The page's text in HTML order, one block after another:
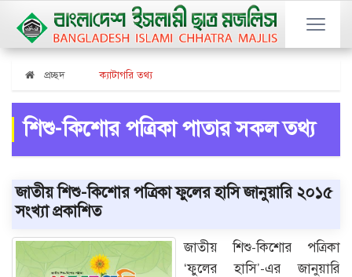
প্রচ্ছদ ক্যাটাগরি তথ্য
শিশু-কিশোর পত্রিকা পাতার সকল তথ্য
জাতীয় শিশু-কিশোর পত্রিকা ফুলের হাসি জানুয়ারি ২০১৫
সংখ্যা প্রকাশিত
জাতীয় শিশু-কিশোর পত্রিকা
‘ফুলের হাসি’-এর জানুয়ারি